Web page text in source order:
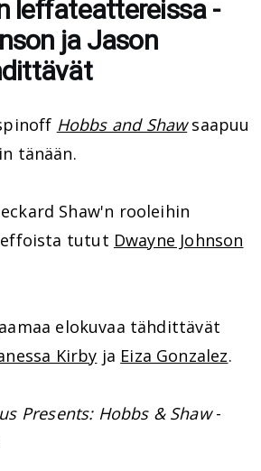
leffateattereissa -
ja Jason
Hobbs and Shawsaapuu
tänään.
Shaw'n rooleihin
tutut Dwayne Johnson
elokuvaa tähdittävät
Kirby ja Eiza Gonzalez.
Presents: Hobbs & Shaw-